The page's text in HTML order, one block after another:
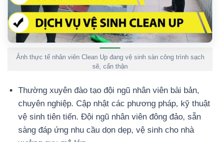
Ảnh thực tế nhân viên Clean Up đang vệ sinh sàn công trình sạch
sẽ, cẩn thận
Thường xuyên đào tạo đội ngũ nhân viên bài bản,
chuyên nghiệp. Cập nhật các phương pháp, kỹ thuật
vệ sinh tiên tiến. Đội ngũ nhân viên đông đảo, sẵn
sàng đáp ứng nhu cầu dọn dẹp, vệ sinh cho nhà